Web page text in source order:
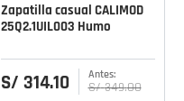
Zapatilla casual CALIMOD
25Q2.1UIL003 Humo
S/ 314.10 S/ 349.00